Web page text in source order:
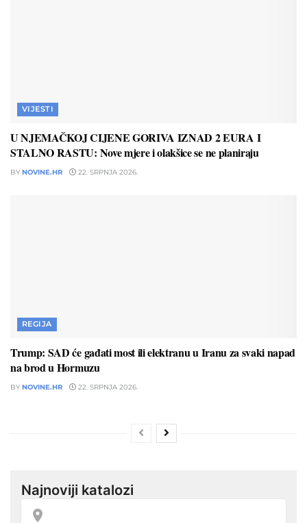
VIJESTI
U NJEMAČKOJ CIJENE GORIVA IZNAD 2 EURA I
STALNO RASTU: Nove mjere i olakšice se ne planiraju
BY NOVINE.HR 22. SRPNJA 2026.
REGIJA
Trump: SAD će gađati most ili elektranu u Iranu za svaki napad
na brod u Hormuzu
BY NOVINE.HR 22. SRPNJA 2026.